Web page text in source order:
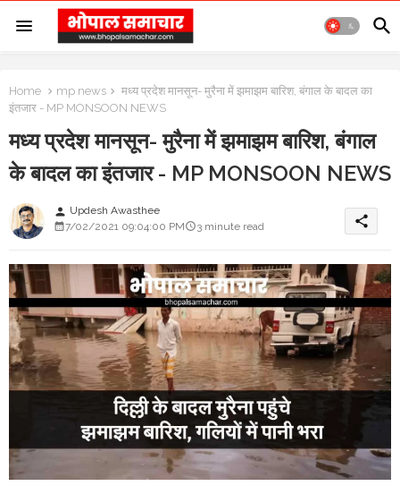
Home mp news
मध्य प्रदेश मानसून- मुरैना में झमाझम बारिश, बंगाल के बादल का
इंतजार - MP MONSOON NEWS
मध्य प्रदेश मानसून- मुरैना में झमाझम बारिश, बंगाल
के बादल का इंतजार - MP MONSOON NEWS
person Updesh Awasthee
7/02/2021 09:04:00 PM
3 minute read share